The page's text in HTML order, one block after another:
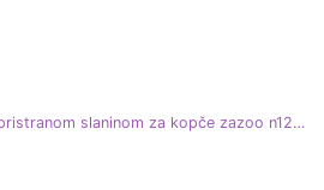
Ženske cipele za antilop s pristranom slaninom za kopče zazoo n1261 smeđa-beige